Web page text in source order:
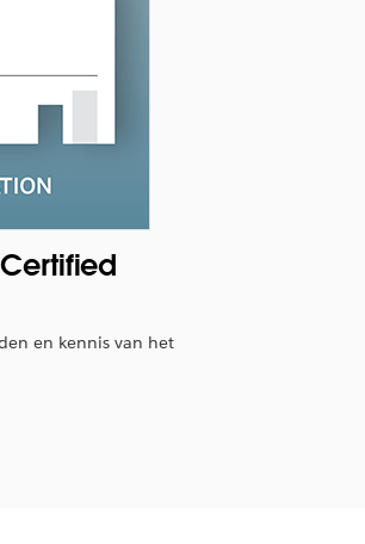
en kennis van het